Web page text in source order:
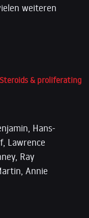
weiteren
& proliferating
Hans-
Lawrence
Ray
Annie